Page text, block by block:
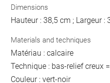
Dimensions
Hauteur : 38,5 cm ; Largeur :
Materials and techniques
Matériau : calcaire
Technique : bas-relief creux
Couleur : vert-noir